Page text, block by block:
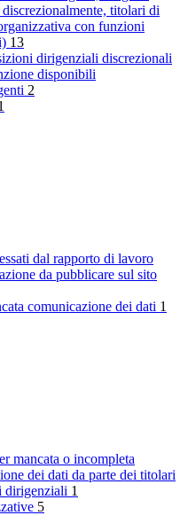
titolari di
con funzioni
13
dirigenziali discrezionali
disponibili
2
dal rapporto di lavoro
da pubblicare sul sito
comunicazione dei dati 1
mancata o incompleta
dei dati da parte dei titolari
dirigenziali 1
5